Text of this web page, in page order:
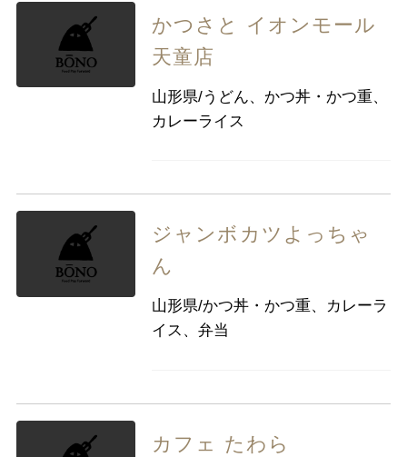
かつさと イオンモール
天童店
山形県/うどん、かつ丼・かつ重、
カレーライス
ジャンボカツよっちゃ
ん
山形県/かつ丼・かつ重、カレーラ
イス、弁当
カフェ たわら